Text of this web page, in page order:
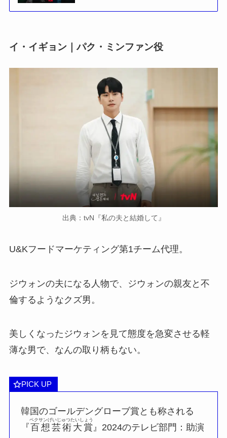
イ・イギョン｜パク・ミンファン役
出典：tvN『私の夫と結婚して』
U&Kフードマーケティング第1チーム代理。
ジウォンの夫になる人物で、ジウォンの親友と不
倫するようなクズ男。
美しくなったジウォンを見て態度を急変させる軽
薄な男で、なんの取り柄もない。
PICK UP
韓国のゴールデングローブ賞とも称される
『百想芸術大賞
ペクサンげいじゅつたいしょう
』2024のテレビ部門：助演